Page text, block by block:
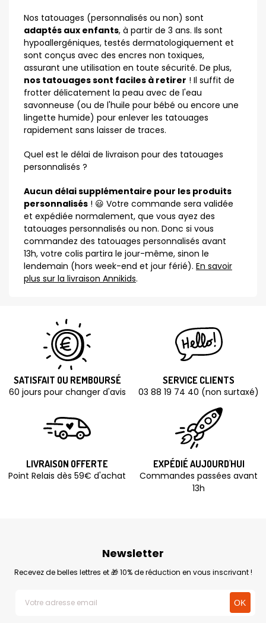
Nos tatouages (personnalisés ou non) sont
adaptés aux enfants, à partir de 3 ans. Ils sont
hypoallergéniques, testés dermatologiquement et
sont conçus avec des encres non toxiques,
assurant une utilisation en toute sécurité. De plus,
nos tatouages sont faciles à retirer ! Il suffit de
frotter délicatement la peau avec de l'eau
savonneuse (ou de l'huile pour bébé ou encore une
lingette humide) pour enlever les tatouages
rapidement sans laisser de traces.
Quel est le délai de livraison pour des tatouages
personnalisés ?
Aucun délai supplémentaire pour les produits
personnalisés ! 😃 Votre commande sera validée
et expédiée normalement, que vous ayez des
tatouages personnalisés ou non. Donc si vous
commandez des tatouages personnalisés avant
13h, votre colis partira le jour-même, sinon le
lendemain (hors week-end et jour férié). En savoir
plus sur la livraison Annikids.
SATISFAIT OU REMBOURSÉ
60 jours pour changer d'avis
SERVICE CLIENTS
03 88 19 74 40 (non surtaxé)
LIVRAISON OFFERTE
Point Relais dès 59€ d'achat
EXPÉDIÉ AUJOURD'HUI
Commandes passées avant
13h
Newsletter
Recevez de belles lettres et 🎁 10% de réduction en vous inscrivant !